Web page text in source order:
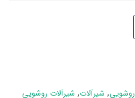
روشویی, شیرآلات, شیرآلات روشویی